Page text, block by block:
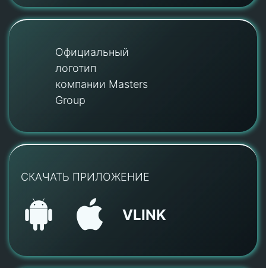
Официальный
логотип
компании Masters
Group
СКАЧАТЬ ПРИЛОЖЕНИЕ
VLINK